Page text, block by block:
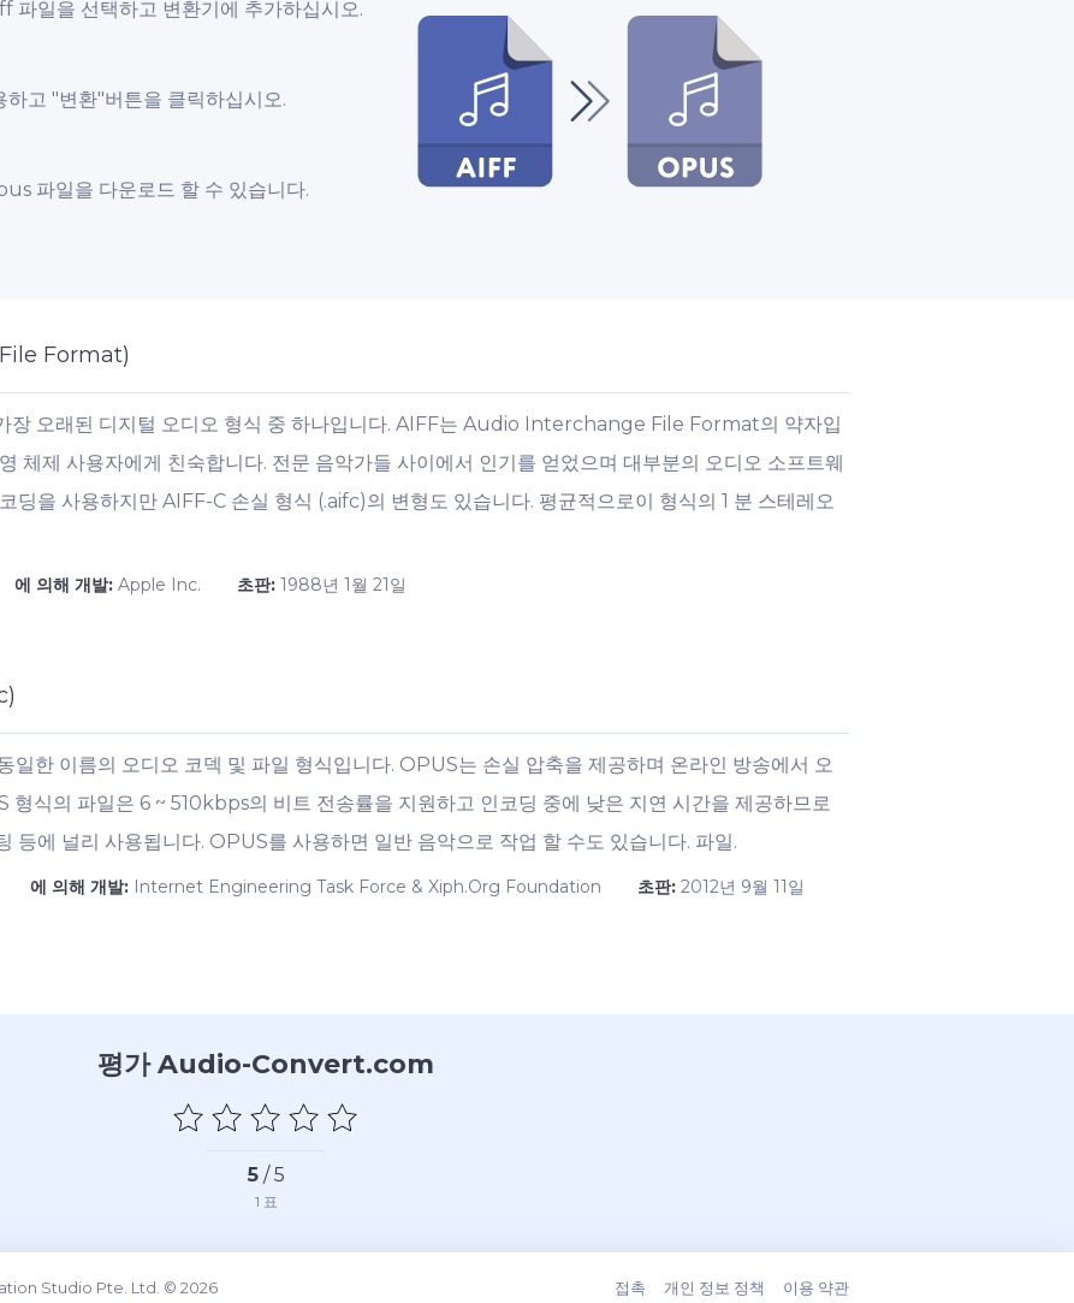
파일을 선택하고 변환기에 추가하십시오.
하고 "변환"버튼을 클릭하십시오.
파일을 다운로드 할 수 있습니다.
Format)
장 오래된 디지털 오디오 형식 중 하나입니다. AIFF는 Audio Interchange File Format의 약자입
체제 사용자에게 친숙합니다. 전문 음악가들 사이에서 인기를 얻었으며 대부분의 오디오 소프트웨
딩을 사용하지만 AIFF-C 손실 형식 (.aifc)의 변형도 있습니다. 평균적으로이 형식의 1 분 스테레오
에 의해 개발: Apple Inc. 초판: 1988년 1월 21일
일한 이름의 오디오 코덱 및 파일 형식입니다. OPUS는 손실 압축을 제공하며 온라인 방송에서 오
형식의 파일은 6 ~ 510kbps의 비트 전송률을 지원하고 인코딩 중에 낮은 지연 시간을 제공하므로
등에 널리 사용됩니다. OPUS를 사용하면 일반 음악으로 작업 할 수도 있습니다. 파일.
에 의해 개발: Internet Engineering Task Force & Xiph.Org Foundation 초판: 2012년 9월 11일
평가 Audio-Convert.com
5/ 5
1 표
Studio Pte. Ltd. © 2026 접촉 개인 정보 정책 이용 약관